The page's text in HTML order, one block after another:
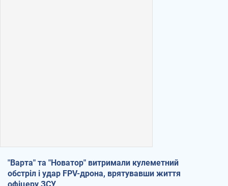
"Варта" та "Новатор" витримали кулеметний
обстріл і удар FPV-дрона, врятувавши життя
офіцеру ЗСУ